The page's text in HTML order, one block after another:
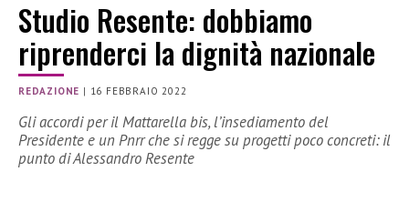
Studio Resente: dobbiamo
riprenderci la dignità nazionale
REDAZIONE | 16 FEBBRAIO 2022
Gli accordi per il Mattarella bis, l’insediamento del
Presidente e un Pnrr che si regge su progetti poco concreti: il
punto di Alessandro Resente